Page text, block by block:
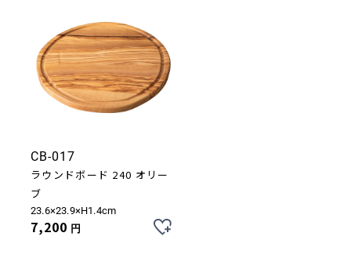
CB-017
ラウンドボード 240 オリー
ブ
23.6×23.9×H1.4cm
7,200 円